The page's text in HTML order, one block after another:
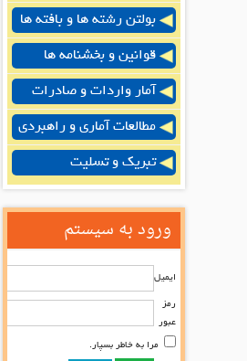
بولتن رشته ها و بافته ها
قوانین و بخشنامه ها
آمار واردات و صادرات
مطالعات آماری و راهبردی
تبریک و تسلیت
ورود به سیستم
ایمیل
رمز
عبور
مرا به خاطر بسپار.